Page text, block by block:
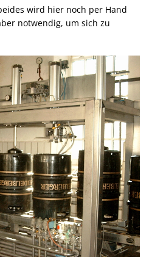
wird hier noch per Hand
notwendig, um sich zu